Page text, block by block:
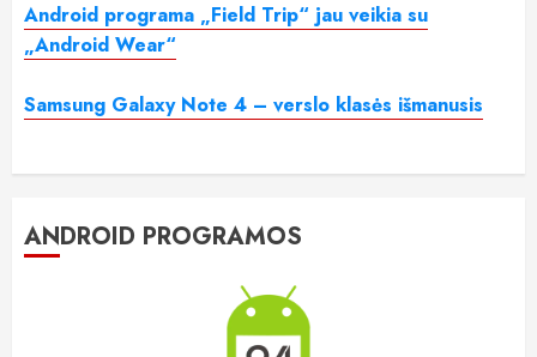
Android programa „Field Trip“ jau veikia su
„Android Wear“
Samsung Galaxy Note 4 – verslo klasės išmanusis
ANDROID PROGRAMOS